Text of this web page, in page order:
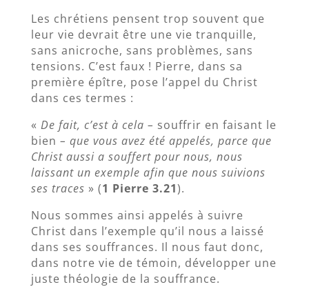
Les chrétiens pensent trop souvent que
leur vie devrait être une vie tranquille,
sans anicroche, sans problèmes, sans
tensions. C’est faux ! Pierre, dans sa
première épître, pose l’appel du Christ
dans ces termes :
« De fait, c’est à cela – souffrir en faisant le
bien – que vous avez été appelés, parce que
Christ aussi a souffert pour nous, nous
laissant un exemple afin que nous suivions
ses traces » (1 Pierre 3.21).
Nous sommes ainsi appelés à suivre
Christ dans l’exemple qu’il nous a laissé
dans ses souffrances. Il nous faut donc,
dans notre vie de témoin, développer une
juste théologie de la souffrance.